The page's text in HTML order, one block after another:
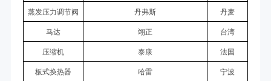
蒸发压力调节阀
丹弗斯
丹麦
马达
翊正
台湾
压缩机
泰康
法国
板式换热器
哈雷
宁波